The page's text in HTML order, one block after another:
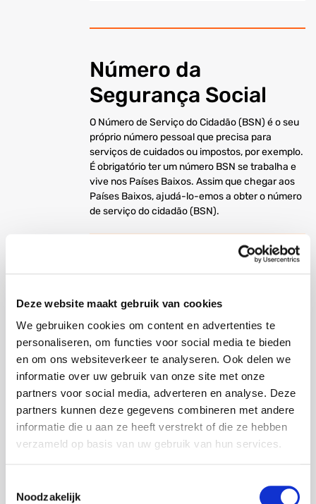
Deze website maakt gebruik van cookies
We gebruiken cookies om content en advertenties te
personaliseren, om functies voor social media te bieden
en om ons websiteverkeer te analyseren. Ook delen we
informatie over uw gebruik van onze site met onze
partners voor social media, adverteren en analyse. Deze
partners kunnen deze gegevens combineren met andere
informatie die u aan ze heeft verstrekt of die ze hebben
verzameld op basis van uw gebruik van hun services.
Noodzakelijk
Número da
Segurança Social
O Número de Serviço do Cidadão (BSN) é o seu
próprio número pessoal que precisa para
serviços de cuidados ou impostos, por exemplo.
É obrigatório ter um número BSN se trabalha e
vive nos Países Baixos. Assim que chegar aos
Países Baixos, ajudá-lo-emos a obter o número
de serviço do cidadão (BSN).
00:00 00:12
Alojamento
Quando se chega aos Países Baixos,